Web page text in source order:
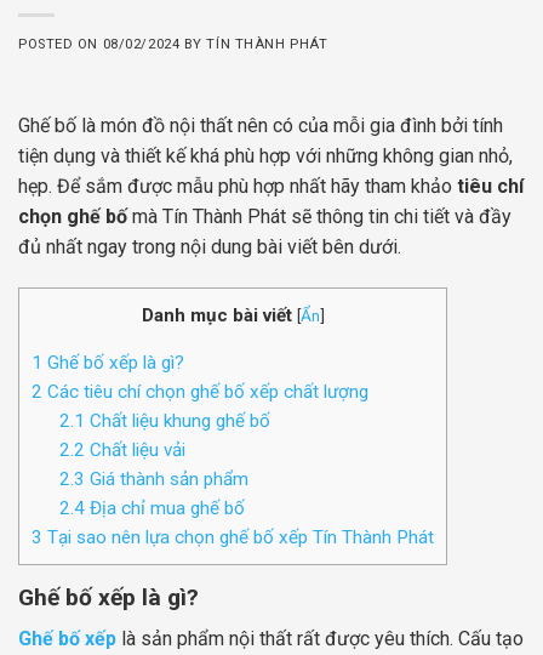
POSTED ON 08/02/2024 BYTÍN THÀNH PHÁT
Ghế bố là món đồ nội thất nên có của mỗi gia đình bởi tính
tiện dụng và thiết kế khá phù hợp với những không gian nhỏ,
hẹp. Để sắm được mẫu phù hợp nhất hãy tham khảo tiêu chí
chọn ghế bốmà Tín Thành Phát sẽ thông tin chi tiết và đầy
đủ nhất ngay trong nội dung bài viết bên dưới.
Danh mục bài viết [Ẩn]
1 Ghế bố xếp là gì?
2 Các tiêu chí chọn ghế bố xếp chất lượng
2.1 Chất liệu khung ghế bố
2.2 Chất liệu vải
2.3 Giá thành sản phẩm
2.4Địa chỉ mua ghế bố
3 Tại sao nên lựa chọn ghế bố xếp Tín Thành Phát
Ghế bố xếp là gì?
Ghế bố xếp là sản phẩm nội thất rất được yêu thích. Cấu tạo